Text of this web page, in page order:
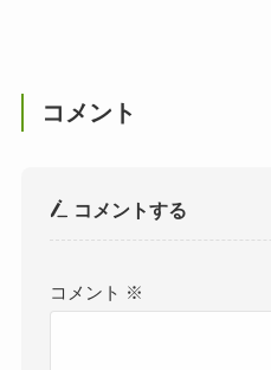
コメント
コメントする
コメント ※